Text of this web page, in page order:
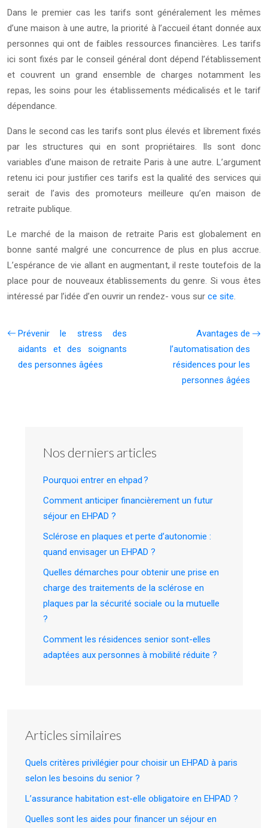
Dans le premier cas les tarifs sont généralement les mêmes
d’une maison à une autre, la priorité à l’accueil étant donnée aux
personnes qui ont de faibles ressources financières. Les tarifs
ici sont fixés par le conseil général dont dépend l’établissement
et couvrent un grand ensemble de charges notamment les
repas, les soins pour les établissements médicalisés et le tarif
dépendance.
Dans le second cas les tarifs sont plus élevés et librement fixés
par les structures qui en sont propriétaires. Ils sont donc
variables d’une maison de retraite Paris à une autre. L’argument
retenu ici pour justifier ces tarifs est la qualité des services qui
serait de l’avis des promoteurs meilleure qu’en maison de
retraite publique.
Le marché de la maison de retraite Paris est globalement en
bonne santé malgré une concurrence de plus en plus accrue.
L’espérance de vie allant en augmentant, il reste toutefois de la
place pour de nouveaux établissements du genre. Si vous êtes
intéressé par l’idée d’en ouvrir un rendez- vous sur ce site.
Prévenir le stress des
aidants et des soignants
des personnes âgées
Avantages de
l’automatisation des
résidences pour les
personnes âgées
Nos derniers articles
Pourquoi entrer en ehpad ?
Comment anticiper financièrement un futur
séjour en EHPAD ?
Sclérose en plaques et perte d’autonomie :
quand envisager un EHPAD ?
Quelles démarches pour obtenir une prise en
charge des traitements de la sclérose en
plaques par la sécurité sociale ou la mutuelle
?
Comment les résidences senior sont-elles
adaptées aux personnes à mobilité réduite ?
Articles similaires
Quels critères privilégier pour choisir un EHPAD à paris
selon les besoins du senior ?
L’assurance habitation est-elle obligatoire en EHPAD ?
Quelles sont les aides pour financer un séjour en